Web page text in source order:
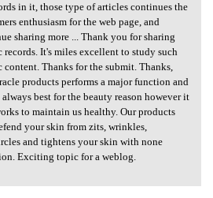
in it, those type of articles continues the
enthusiasm for the web page, and
sharing more ... Thank you for sharing
records. It's miles excellent to study such
content. Thanks for the submit. Thanks,
products performs a major function and
best for the beauty reason however it
to maintain us healthy. Our products
your skin from zits, wrinkles,
and tightens your skin with none
Exciting topic for a weblog.